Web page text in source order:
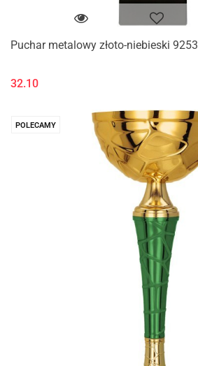
Puchar metalowy złoto-niebieski 9253
32.10
POLECAMY